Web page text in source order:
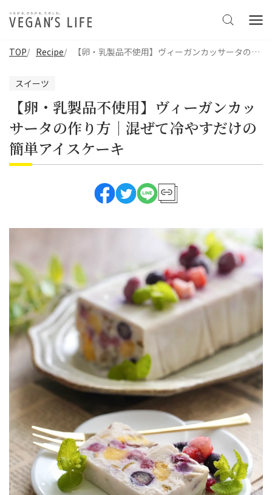
TOP Recipe 【卵・乳製品不使用】ヴィーガンカッサータの作り方｜混ぜて冷やすだけの簡単アイスケーキ
スイーツ
【卵・乳製品不使用】ヴィーガンカッ
サータの作り方｜混ぜて冷やすだけの
簡単アイスケーキ